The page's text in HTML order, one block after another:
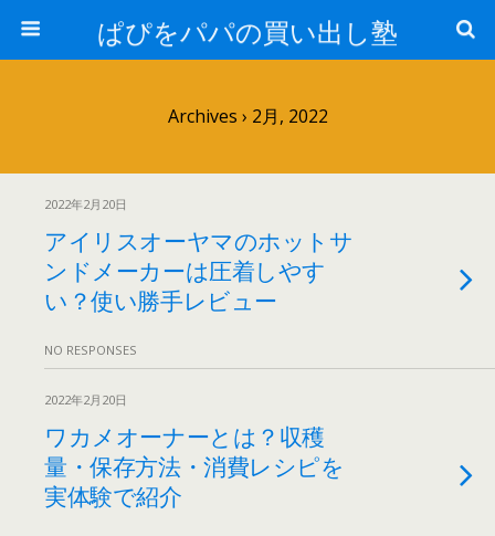
ぱぴをパパの買い出し塾
Archives › 2月, 2022
2022年2月20日
アイリスオーヤマのホットサ
ンドメーカーは圧着しやす
い？使い勝手レビュー
NO RESPONSES
2022年2月20日
ワカメオーナーとは？収穫
量・保存方法・消費レシピを
実体験で紹介